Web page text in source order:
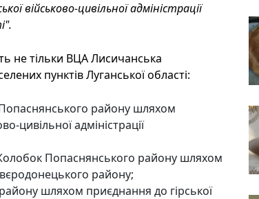
військово-цивільної адміністрації
не тільки ВЦА Лисичанська
пунктів Луганської області:
району шляхом
цивільної адміністрації
Попаснянського району шляхом
району;
шляхом приєднання до гірської